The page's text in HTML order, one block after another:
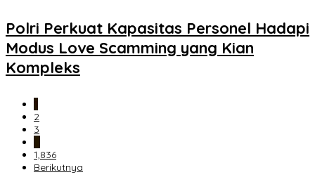
Polri Perkuat Kapasitas Personel Hadapi
Modus Love Scamming yang Kian
Kompleks
2
3
1,836
Berikutnya